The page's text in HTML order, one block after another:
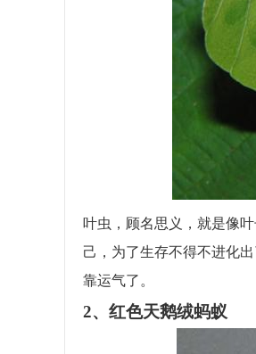
叶虫，顾名思义，就是像
己，为了生存不得不进化
靠运气了。
2、红色天鹅绒蚂蚁